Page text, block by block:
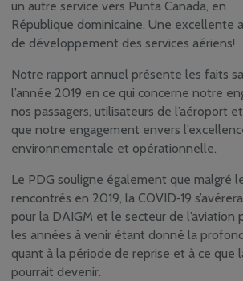
un autre service vers Punta Canada, en
République dominicaine. Une excellente
de développement des services aériens!
Notre rapport annuel présente les faits
l’année 2019 en ce qui concerne notre
nos passagers, utilisateurs de l’aéroport
que notre engagement envers
environnementale et opérationnelle.
Le PDG souligne également que malgré
rencontrés en 2019, la COVID‑19
pour la DAIGM et le secteur de
les années à venir étant donné la
quant à la période de reprise et à ce que
pourrait devenir.